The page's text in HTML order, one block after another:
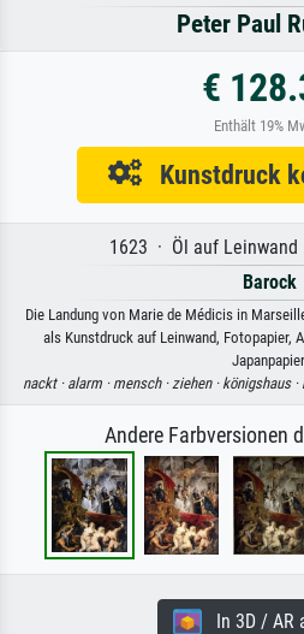
Peter Paul
€
Enthält 19%
Kunstdruck
1623 · Öl auf Leinwand
Barock
Die Landung von Marie de Médicis in
als Kunstdruck auf Leinwand, Fotopapier,
nackt · alarm · mensch · ziehen · königshaus ·
Andere Farbversionen
In 3D / AR